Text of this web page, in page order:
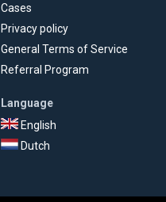
Cases
Privacy policy
General Terms of Service
Referral Program
Language
English
Dutch